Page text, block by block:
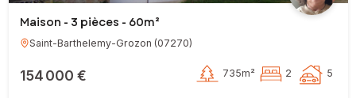
Maison - 3 pièces - 60m²
Saint-Barthelemy-Grozon (07270)
154 000 € 735m² 2 5